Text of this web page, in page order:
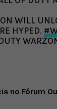
WILL
HYPED.
no Fórum